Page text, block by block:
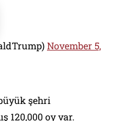
November 5,
şehri
120,000 oy var.